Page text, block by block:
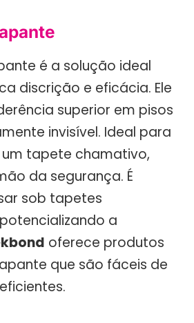
é a solução ideal
discrição e eficácia. Ele
superior em pisos
invisível. Ideal para
tapete chamativo,
da segurança. É
sob tapetes
a
oferece produtos
que são fáceis de